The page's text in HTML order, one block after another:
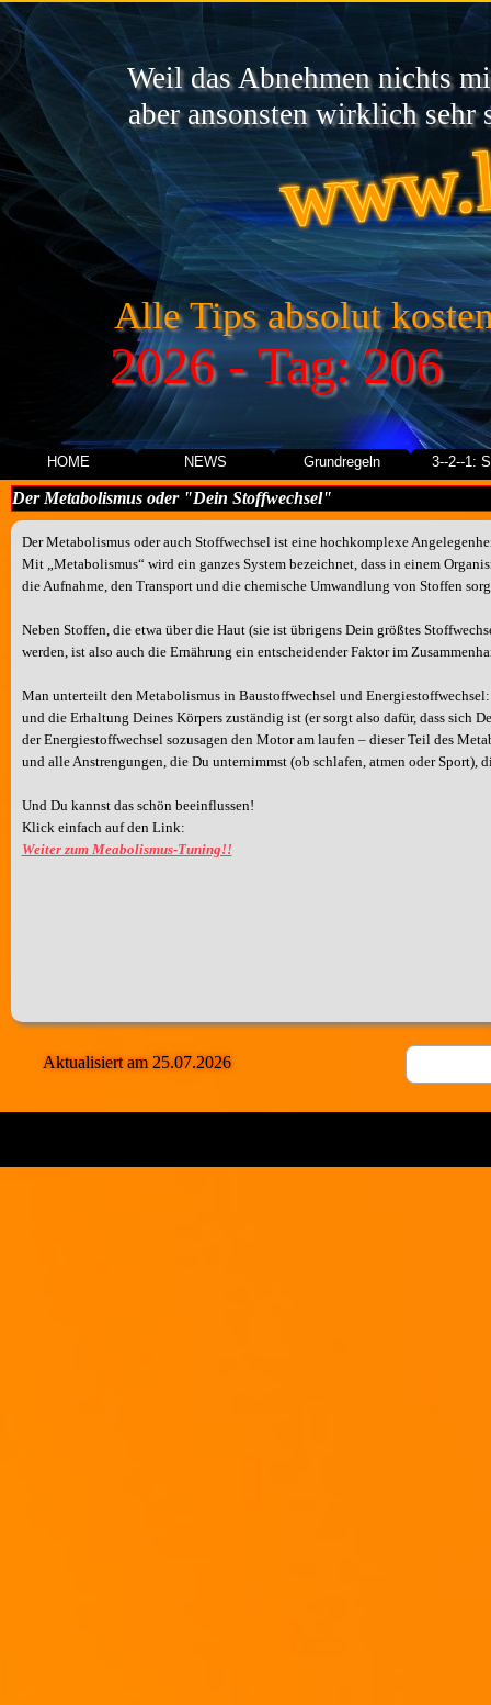
HOME NEWS Grundregeln 3--2--1:
2026 - Tag: 206
Weil das Abnehmen nichts
aber ansonsten wirklich sehr
Alle Tips absolut
Der Metabolismus oder "Dein Stoffwechsel"
Der Metabolismus oder auch Stoffwechsel ist eine hochkomplexe
Mit „Metabolismus“ wird ein ganzes System bezeichnet, dass in einem
die Aufnahme, den Transport und die chemische Umwandlung von Stoffen
Neben Stoffen, die etwa über die Haut (sie ist übrigens Dein größtes
werden, ist also auch die Ernährung ein entscheidender Faktor im
Man unterteilt den Metabolismus in Baustoffwechsel und
und die Erhaltung Deines Körpers zuständig ist (er sorgt also dafür, dass sich
der Energiestoffwechsel sozusagen den Motor am laufen – dieser Teil des
und alle Anstrengungen, die Du unternimmst (ob schlafen, atmen oder Sport),
Und Du kannst das schön beeinflussen!
Klick einfach auf den Link:
Weiter zum Meabolismus-Tuning!!
Aktualisiert am 25.07.2026